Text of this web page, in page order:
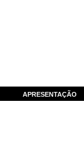
APRESENTAÇÃO